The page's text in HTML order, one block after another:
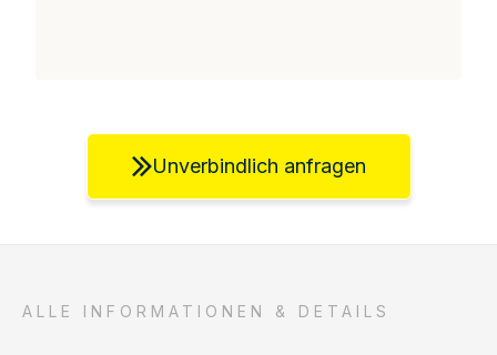
Unverbindlich anfragen
ALLE INFORMATIONEN & DETAILS